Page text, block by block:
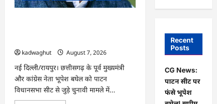
kadwaghut
August 7, 2026
नई दिल्ली/रायपुर। छत्तीसगढ़ के पूर्व मुख्यमंत्री
और कांग्रेस नेता भूपेश बघेल को पाटन
विधानसभा सीट से जुड़े चुनावी मामले में...
Recent
Posts
CG News:
पाटन सीट पर
फंसे भूपेश